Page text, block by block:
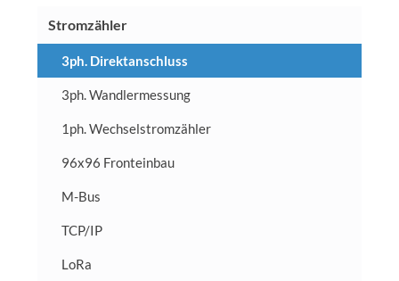
Stromzähler
3ph. Direktanschluss
3ph. Wandlermessung
1ph. Wechselstromzähler
96x96 Fronteinbau
M-Bus
TCP/IP
LoRa